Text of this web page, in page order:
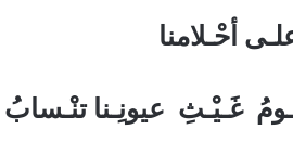
أحْـلامنا
تنْـسابُ